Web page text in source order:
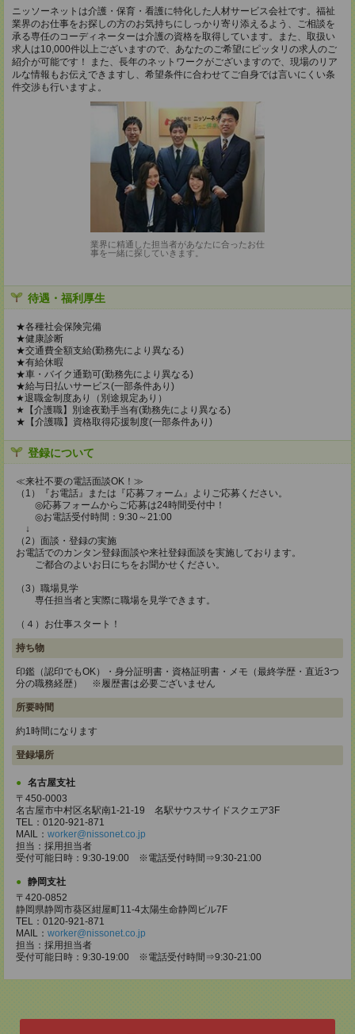
ニッソーネットは介護・保育・看護に特化した人材サービス会社です。福祉
業界のお仕事をお探しの方のお気持ちにしっかり寄り添えるよう、ご相談を
承る専任のコーディネーターは介護の資格を取得しています。また、取扱い
求人は10,000件以上ございますので、あなたのご希望にピッタリの求人のご
紹介が可能です！ また、長年のネットワークがございますので、現場のリア
ルな情報もお伝えできますし、希望条件に合わせてご自身では言いにくい条
件交渉も行いますよ。
業界に精通した担当者があなたに合ったお仕
事を一緒に探していきます。
待遇・福利厚生
★各種社会保険完備
★健康診断
★交通費全額支給(勤務先により異なる)
★有給休暇
★車・バイク通勤可(勤務先により異なる)
★給与日払いサービス(一部条件あり)
★退職金制度あり（別途規定あり）
★【介護職】別途夜勤手当有(勤務先により異なる)
★【介護職】資格取得応援制度(一部条件あり)
登録について
≪来社不要の電話面談OK！≫
（1）『お電話』または『応募フォーム』よりご応募ください。
◎応募フォームからご応募は24時間受付中！
◎お電話受付時間：9:30～21:00
↓
（2）面談・登録の実施
お電話でのカンタン登録面談や来社登録面談を実施しております。
ご都合のよいお日にちをお聞かせください。
（3）職場見学
専任担当者と実際に職場を見学できます。
（４）お仕事スタート！
持ち物
印鑑（認印でもOK）・身分証明書・資格証明書・メモ（最終学歴・直近3つ
分の職務経歴） ※履歴書は必要ございません
所要時間
約1時間になります
登録場所
名古屋支社
〒450-0003
名古屋市中村区名駅南1-21-19 名駅サウスサイドスクエア3F
TEL：0120-921-871
MAIL： worker@nissonet.co.jp
担当：採用担当者
受付可能日時：9:30-19:00 ※電話受付時間⇒9:30-21:00
静岡支社
〒420-0852
静岡県静岡市葵区紺屋町11-4太陽生命静岡ビル7F
TEL：0120-921-871
MAIL： worker@nissonet.co.jp
担当：採用担当者
受付可能日時：9:30-19:00 ※電話受付時間⇒9:30-21:00